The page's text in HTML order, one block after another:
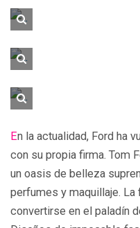
En la actualidad, Ford ha vuelto sobre el camino del diseño
con su propia firma. Tom
un oasis de belleza
perfumes y maquillaje.
convertirse en el paladín